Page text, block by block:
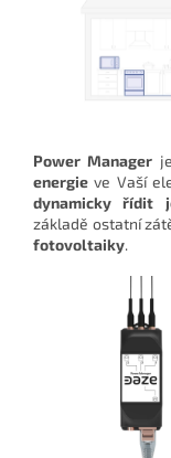
Power Manager
energie ve Vaší
dynamicky řídit
základě ostatní
fotovoltaiky.